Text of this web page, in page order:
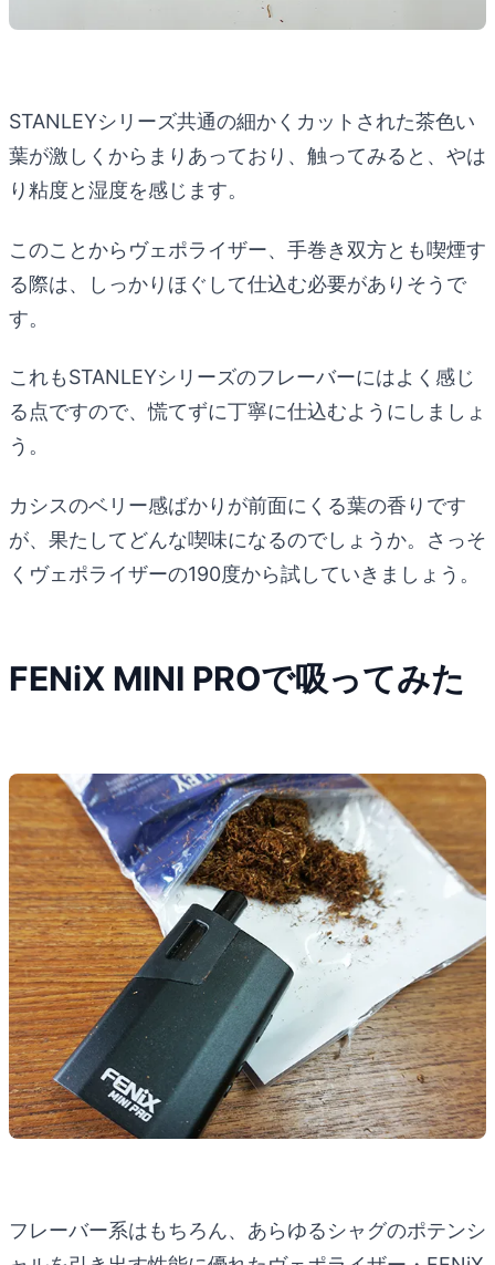
STANLEYシリーズ共通の細かくカットされた茶色い
葉が激しくからまりあっており、触ってみると、やは
り粘度と湿度を感じます。
このことからヴェポライザー、手巻き双方とも喫煙す
る際は、しっかりほぐして仕込む必要がありそうで
す。
これもSTANLEYシリーズのフレーバーにはよく感じ
る点ですので、慌てずに丁寧に仕込むようにしましょ
う。
カシスのベリー感ばかりが前面にくる葉の香りです
が、果たしてどんな喫味になるのでしょうか。さっそ
くヴェポライザーの190度から試していきましょう。
FENiX MINI PROで吸ってみた
フレーバー系はもちろん、あらゆるシャグのポテンシ